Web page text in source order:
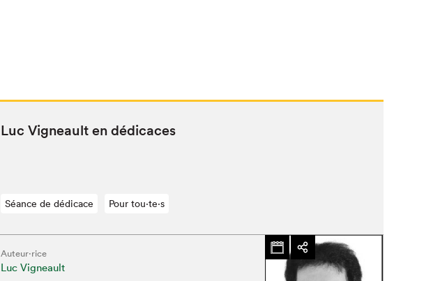
Luc Vigneault en dédicaces
Séance de dédicace Pour tou⋅te⋅s
Auteur·rice
Luc Vigneault